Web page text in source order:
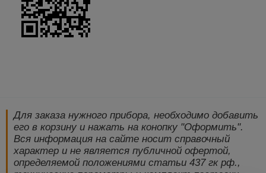
Для заказа нужного прибора, необходимо добавить
его в корзину и нажать на конопку "Оформить".
Вся информация на сайте носит справочный
характер и не является публичной офертой,
определяемой положениями статьи 437 гк рф.,